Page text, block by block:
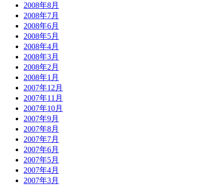
2008年8月
2008年7月
2008年6月
2008年5月
2008年4月
2008年3月
2008年2月
2008年1月
2007年12月
2007年11月
2007年10月
2007年9月
2007年8月
2007年7月
2007年6月
2007年5月
2007年4月
2007年3月